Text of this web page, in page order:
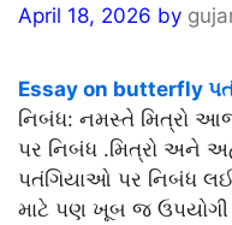
April 18, 2026 by
Essay on butterfly
નિબંધ: નમસ્તે મિત્રો
પર નિબંધ .મિત્રો અને
પતંગિયાઓ પર નિબંધ
માટે પણ ખૂબ જ ઉપયોગી